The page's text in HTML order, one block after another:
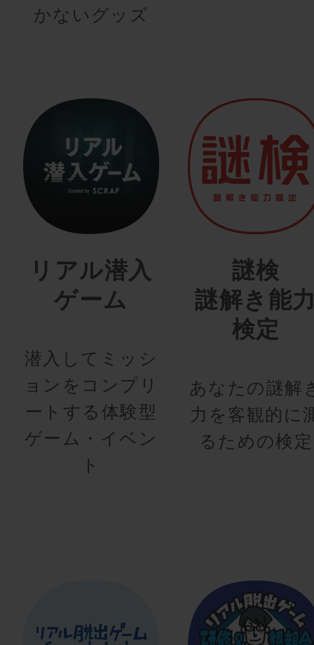
かないグッズ
リアル潜入
ゲーム
潜入してミッシ
ョンをコンプリ
ートする体験型
ゲーム・イベン
ト
謎検
謎解き能
検定
あなたの謎解
力を客観的に
るための検定